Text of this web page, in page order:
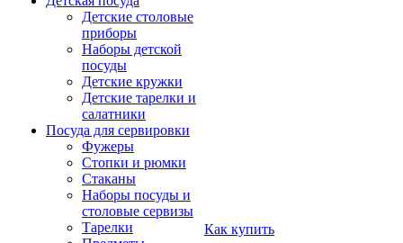
Детские столовые
приборы
Наборы детской
посуды
Детские кружки
Детские тарелки и
салатники
Посуда для сервировки
Фужеры
Стопки и рюмки
Стаканы
Наборы посуды и
столовые сервизы
Тарелки
Как купить